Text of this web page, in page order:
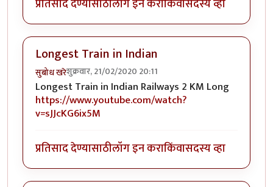
प्रतिसाद देण्यासाठीलॉग इन कराकिंवासदस्य व्हा
Longest Train in Indian
सुबोध खरेशुक्रवार, 21/02/2020 20:11
Longest Train in Indian Railways 2 KM Long
https://www.youtube.com/watch?
v=sJJcKG6ix5M
प्रतिसाद देण्यासाठीलॉग इन कराकिंवासदस्य व्हा